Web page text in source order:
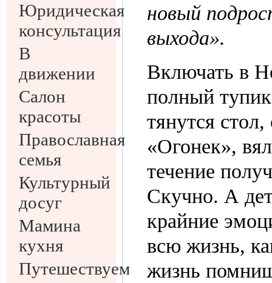
Юридическая
консультация
В
движении
Салон
красоты
Православная
семья
Культурный
досуг
Мамина
кухня
Путешествуем
новый
выхода».
Включать в
полный
тянутся
«Огонек»,
течение
Скучно. А
крайние
всю жизнь,
жизнь